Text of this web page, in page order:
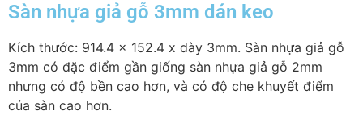
Sàn nhựa giả gỗ 3mm dán keo
Kích thước: 914.4 x 152.4 x dày 3mm. Sàn nhựa giả gỗ
3mm có đặc điểm gần giống sàn nhựa giả gỗ 2mm
nhưng có độ bền cao hơn, và có độ che khuyết điểm
của sàn cao hơn.